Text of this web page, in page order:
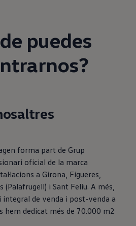
puedes
forma part de Grup
oficial de la marca
a Girona, Figueres,
i Sant Feliu. A més,
integral de venda i post-venda a
hem dedicat més de 70.000 m2